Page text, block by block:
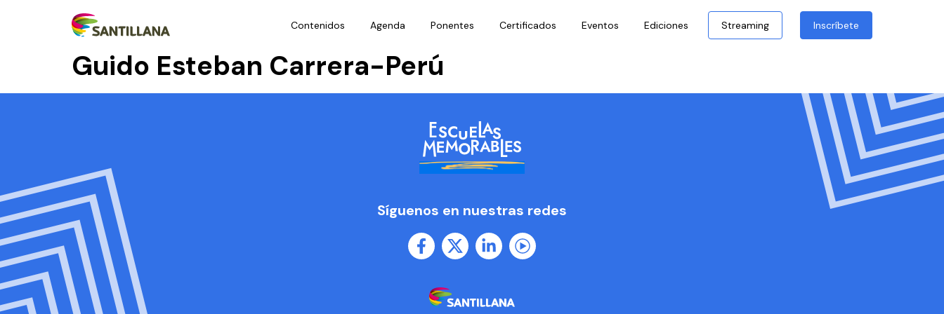
Contenidos Agenda Ponentes Certificados Eventos Ediciones Streaming Inscríbete
Guido Esteban Carrera-Perú
Síguenos en nuestras redes